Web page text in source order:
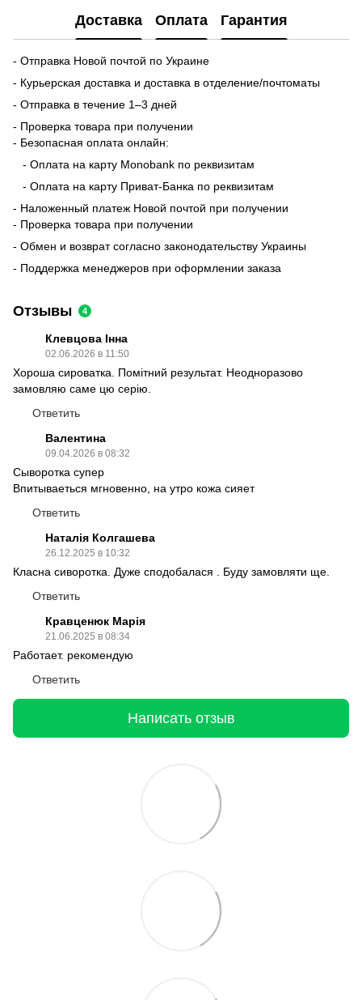
Доставка Оплата Гарантия
- Отправка Новой почтой по Украине
- Курьерская доставка и доставка в отделение/почтоматы
- Отправка в течение 1–3 дней
- Проверка товара при получении
- Безопасная оплата онлайн:
- Оплата на карту Monobank по реквизитам
- Оплата на карту Приват-Банка по реквизитам
- Наложенный платеж Новой почтой при получении
- Проверка товара при получении
- Обмен и возврат согласно законодательству Украины
- Поддержка менеджеров при оформлении заказа
Отзывы 4
Клевцова Інна
02.06.2026 в 11:50
Хороша сироватка. Помітний результат. Неодноразово
замовляю саме цю серію.
Ответить
Валентина
09.04.2026 в 08:32
Сыворотка супер
Впитываеться мгновенно, на утро кожа сияет
Ответить
Наталія Колгашева
26.12.2025 в 10:32
Класна сиворотка. Дуже сподобалася . Буду замовляти ще.
Ответить
Кравценюк Марія
21.06.2025 в 08:34
Работает. рекомендую
Ответить
Написать отзыв